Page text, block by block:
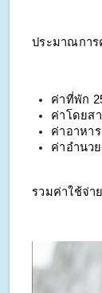
ประมาณการ
ค่าที่พัก
ค่าโดยส
ค่าอาหา
ค่าอำนว
รวมค่าใช้จ่